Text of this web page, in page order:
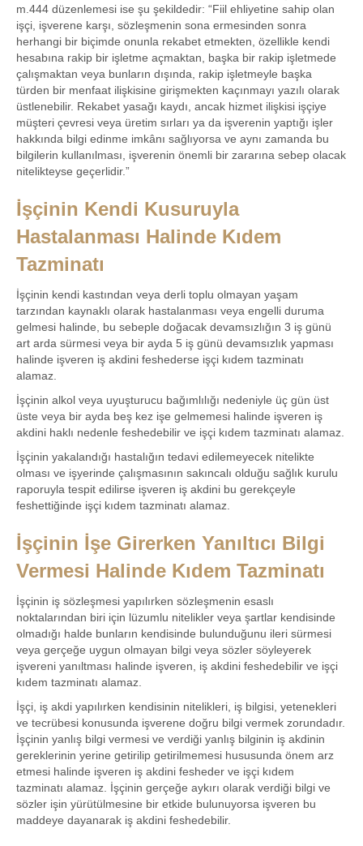
m.444 düzenlemesi ise şu şekildedir: “Fiil ehliyetine sahip olan
işçi, işverene karşı, sözleşmenin sona ermesinden sonra
herhangi bir biçimde onunla rekabet etmekten, özellikle kendi
hesabına rakip bir işletme açmaktan, başka bir rakip işletmede
çalışmaktan veya bunların dışında, rakip işletmeyle başka
türden bir menfaat ilişkisine girişmekten kaçınmayı yazılı olarak
üstlenebilir. Rekabet yasağı kaydı, ancak hizmet ilişkisi işçiye
müşteri çevresi veya üretim sırları ya da işverenin yaptığı işler
hakkında bilgi edinme imkânı sağlıyorsa ve aynı zamanda bu
bilgilerin kullanılması, işverenin önemli bir zararına sebep olacak
nitelikteyse geçerlidir.”
İşçinin Kendi Kusuruyla
Hastalanması Halinde Kıdem
Tazminatı
İşçinin kendi kastından veya derli toplu olmayan yaşam
tarzından kaynaklı olarak hastalanması veya engelli duruma
gelmesi halinde, bu sebeple doğacak devamsızlığın 3 iş günü
art arda sürmesi veya bir ayda 5 iş günü devamsızlık yapması
halinde işveren iş akdini feshederse işçi kıdem tazminatı
alamaz.
İşçinin alkol veya uyuşturucu bağımlılığı nedeniyle üç gün üst
üste veya bir ayda beş kez işe gelmemesi halinde işveren iş
akdini haklı nedenle feshedebilir ve işçi kıdem tazminatı alamaz.
İşçinin yakalandığı hastalığın tedavi edilemeyecek nitelikte
olması ve işyerinde çalışmasının sakıncalı olduğu sağlık kurulu
raporuyla tespit edilirse işveren iş akdini bu gerekçeyle
feshettiğinde işçi kıdem tazminatı alamaz.
İşçinin İşe Girerken Yanıltıcı Bilgi
Vermesi Halinde Kıdem Tazminatı
İşçinin iş sözleşmesi yapılırken sözleşmenin esaslı
noktalarından biri için lüzumlu nitelikler veya şartlar kendisinde
olmadığı halde bunların kendisinde bulunduğunu ileri sürmesi
veya gerçeğe uygun olmayan bilgi veya sözler söyleyerek
işvereni yanıltması halinde işveren, iş akdini feshedebilir ve işçi
kıdem tazminatı alamaz.
İşçi, iş akdi yapılırken kendisinin nitelikleri, iş bilgisi, yetenekleri
ve tecrübesi konusunda işverene doğru bilgi vermek zorundadır.
İşçinin yanlış bilgi vermesi ve verdiği yanlış bilginin iş akdinin
gereklerinin yerine getirilip getirilmemesi hususunda önem arz
etmesi halinde işveren iş akdini fesheder ve işçi kıdem
tazminatı alamaz. İşçinin gerçeğe aykırı olarak verdiği bilgi ve
sözler işin yürütülmesine bir etkide bulunuyorsa işveren bu
maddeye dayanarak iş akdini feshedebilir.